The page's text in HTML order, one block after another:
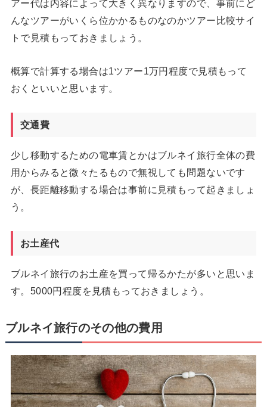
アー代は内容によって大きく異なりますので、事前にど
んなツアーがいくら位かかるものなのかツアー比較サイ
トで見積もっておきましょう。
概算で計算する場合は1ツアー1万円程度で見積もって
おくといいと思います。
交通費
少し移動するための電車賃とかはブルネイ旅行全体の費
用からみると微々たるもので無視しても問題ないです
が、長距離移動する場合は事前に見積もって起きましょ
う。
お土産代
ブルネイ旅行のお土産を買って帰るかたが多いと思いま
す。5000円程度を見積もっておきましょう。
ブルネイ旅行のその他の費用